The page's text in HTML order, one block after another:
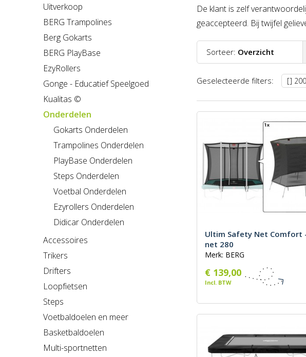
Uitverkoop
BERG Trampolines
Berg Gokarts
BERG PlayBase
EzyRollers
Gonge - Educatief Speelgoed
Kualitas ©
Onderdelen
Gokarts Onderdelen
Trampolines Onderdelen
PlayBase Onderdelen
Steps Onderdelen
Voetbal Onderdelen
Ezyrollers Onderdelen
Didicar Onderdelen
Accessoires
Trikers
Drifters
Loopfietsen
Steps
Voetbaldoelen en meer
Basketbaldoelen
Multi-sportnetten
De klant is zelf
geaccepteerd. Bij twijfel
Sorteer: Overzicht
Prijs laag-hoog
Recentst
Geselecteerde filters: []
Ultim Safety Net Comfort
net 280
Merk: BERG
€ 139,00
Incl. BTW